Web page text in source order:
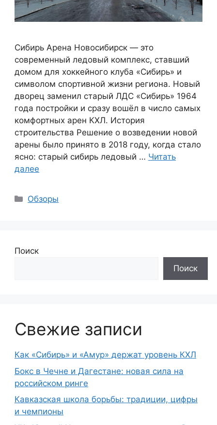
Сибирь Арена Новосибирск — это
современный ледовый комплекс, ставший
домом для хоккейного клуба «Сибирь» и
символом спортивной жизни региона. Новый
дворец заменил старый ЛДС «Сибирь» 1964
года постройки и сразу вошёл в число самых
комфортных арен КХЛ. История
строительства Решение о возведении новой
арены было принято в 2018 году, когда стало
ясно: старый сибирь ледовый … Читать
далее
Рубрики
Обзоры
Поиск
Поиск
Свежие записи
Как «Сибирь» и «Амур» держат уровень КХЛ
Бокс в Чечне и Дагестане: новая сила на
российском ринге
Кавказская школа борьбы: традиции, цифры
и чемпионы